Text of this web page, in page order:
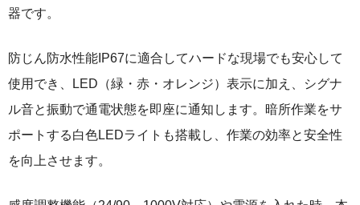
器です。
防じん防水性能IP67に適合してハードな現場でも安心して
使用でき、LED（緑・赤・オレンジ）表示に加え、シグナ
ル音と振動で通電状態を即座に通知します。暗所作業をサ
ポートする白色LEDライトも搭載し、作業の効率と安全性
を向上させます。